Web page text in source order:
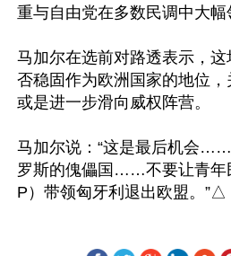
重与自由党在多数民调中大幅
马加尔在选前对路透表示，
否稳固作为欧洲国家的地位，
或是进一步滑向威权阵营。
马加尔说：“这是最后机会
罗斯的傀儡国……不要让青年